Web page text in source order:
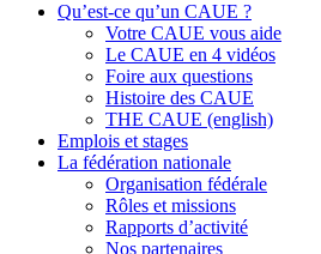
Qu’est-ce qu’un CAUE ?
Votre CAUE vous aide
Le CAUE en 4 vidéos
Foire aux questions
Histoire des CAUE
THE CAUE (english)
Emplois et stages
La fédération nationale
Organisation fédérale
Rôles et missions
Rapports d’activité
Nos partenaires